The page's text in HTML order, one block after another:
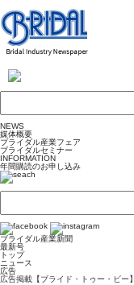
NEWS
媒体概要
ブライダル産業フェア
ブライダルセミナー
INFORMATION
年間購読のお申し込み
ブライダル産業新聞
最新号
トップ
ニュース
広告
広告掲載【ブライド・トゥー・ビー】